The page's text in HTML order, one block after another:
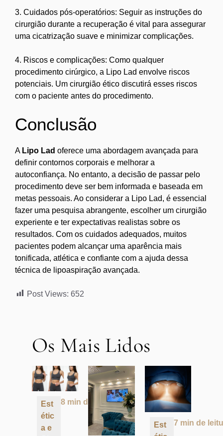
3. Cuidados pós-operatórios: Seguir as instruções do
cirurgião durante a recuperação é vital para assegurar
uma cicatrização suave e minimizar complicações.
4. Riscos e complicações: Como qualquer
procedimento cirúrgico, a Lipo Lad envolve riscos
potenciais. Um cirurgião ético discutirá esses riscos
com o paciente antes do procedimento.
Conclusão
A Lipo Lad oferece uma abordagem avançada para
definir contornos corporais e melhorar a
autoconfiança. No entanto, a decisão de passar pelo
procedimento deve ser bem informada e baseada em
metas pessoais. Ao considerar a Lipo Lad, é essencial
fazer uma pesquisa abrangente, escolher um cirurgião
experiente e ter expectativas realistas sobre os
resultados. Com os cuidados adequados, muitos
pacientes podem alcançar uma aparência mais
tonificada, atlética e confiante com a ajuda dessa
técnica de lipoaspiração avançada.
Post Views: 652
Os Mais Lidos
Est
étic
a e
8 min de leitura
Est
7 min de